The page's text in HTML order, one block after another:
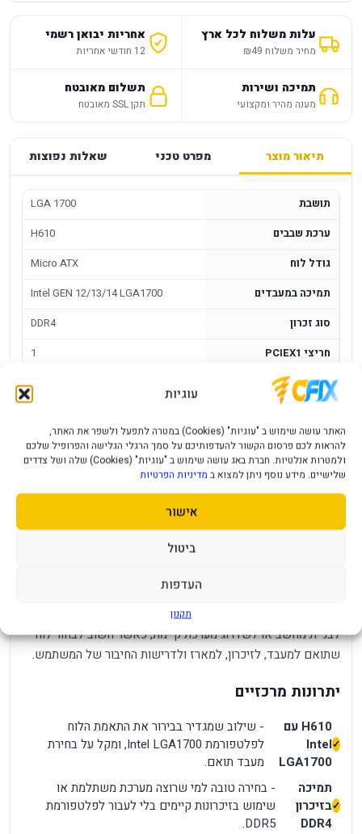
עוגיות
האתר עושה שימוש ב "עוגיות" (Cookies) במטרה לתפעל ולשפר את האתר,
להראות לכם פרסום הקשור להעדפותיכם על סמך הרגלי הגלישה והפרופיל שלכם
ולמטרות אנלטיות. חברת באג עושה שימוש ב "עוגיות" (Cookies) שלה ושל צדדים
שלישיים. מידע נוסף ניתן למצוא ב מדיניות הפרטיות
אישור
ביטול
העדפות
תקנון
עלות משלוח לכל ארץ
מחיר משלוח ₪49
אחריות יבואן רשמי
12 חודשי אחריות
תמיכה ושירות
מענה מהיר ומקצועי
תשלום מאובטח
תקן SSL מאובטח
תיאור מוצר מפרט טכני שאלות נפוצות
תושבת
LGA 1700
ערכת שבבים
H610
גודל לוח
Micro ATX
תמיכה במעבדים
Intel GEN 12/13/14 LGA1700
סוג זכרון
DDR4
חריצי PCIEX1
1
חריצי PCIE X16 X8 X4
PCIE 4.0 X16
SOUND
Realtek® Audio CODEC
SATA
לוח אם Gigabyte H610M D3H WIFI DDR4
M-ATX 2x M.2 BT LGA1700
לבניית מחשב או לשדרוג מערכת קיימת, כאשר חשוב לבחור לוח
שתואם למעבד, לזיכרון, למארז ולדרישות החיבור של המשתמש.
יתרונות מרכזיים
H610 עם
Intel
LGA1700
- שילוב שמגדיר בבירור את התאמת הלוח
לפלטפורמת Intel LGA1700, ומקל על בחירת
מעבד תואם.
תמיכה
בזיכרון
DDR4
- בחירה טובה למי שרוצה מערכת משתלמת או
שימוש בזיכרונות קיימים בלי לעבור לפלטפורמת
DDR5.